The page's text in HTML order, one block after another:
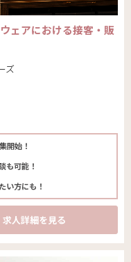
ェアにおける接客・販
ズ
開始！
も可能！
い方にも！
求人詳細を見る